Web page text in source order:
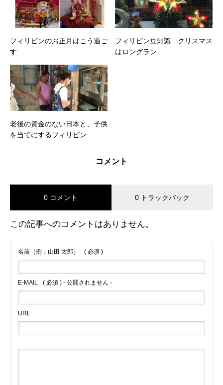
フィリピンのお正月はこう過ご
す
フィリピン豆知識 クリスマス
はロングラン
老後の資金のない日本と、子供
を当てにするフィリピン
コメント
0 コメント 0 トラックバック
この記事へのコメントはありません。
名前（例：山田 太郎） ( 必須 )
E-MAIL ( 必須 ) - 公開されません -
URL